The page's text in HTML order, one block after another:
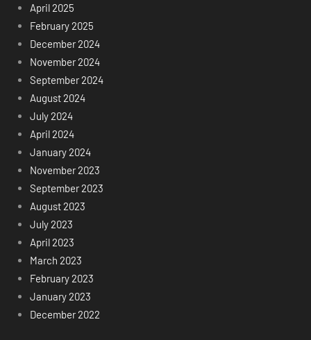
April 2025
February 2025
December 2024
November 2024
September 2024
August 2024
July 2024
April 2024
January 2024
November 2023
September 2023
August 2023
July 2023
April 2023
March 2023
February 2023
January 2023
December 2022